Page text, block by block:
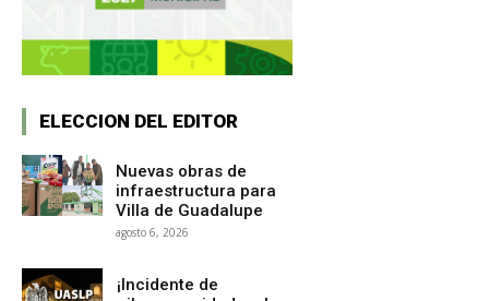
ELECCION DEL EDITOR
Nuevas obras de
infraestructura para
Villa de Guadalupe
agosto 6, 2026
¡Incidente de